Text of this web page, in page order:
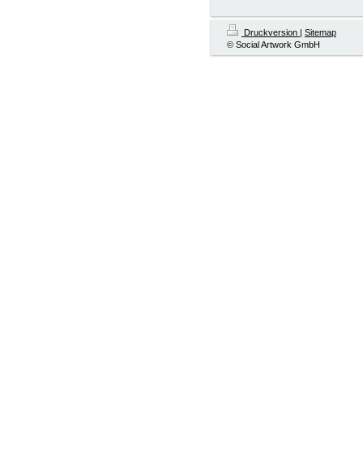
Druckversion | Sitemap
© Social Artwork GmbH